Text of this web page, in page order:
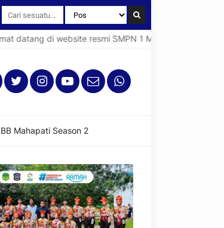
di website resmi SMPN 1 Mangkutana (Spentana).
Mahapati Season 2